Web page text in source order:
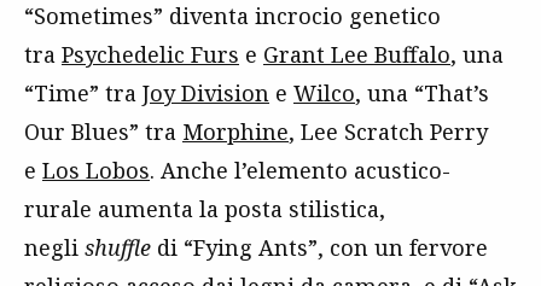
“Sometimes” diventa incrocio genetico
tra Psychedelic Furs e Grant Lee Buffalo, una
“Time” tra Joy Division e Wilco, una “That’s
Our Blues” tra Morphine, Lee Scratch Perry
e Los Lobos. Anche l’elemento acustico-
rurale aumenta la posta stilistica,
negli shuffle di “Fying Ants”, con un fervore